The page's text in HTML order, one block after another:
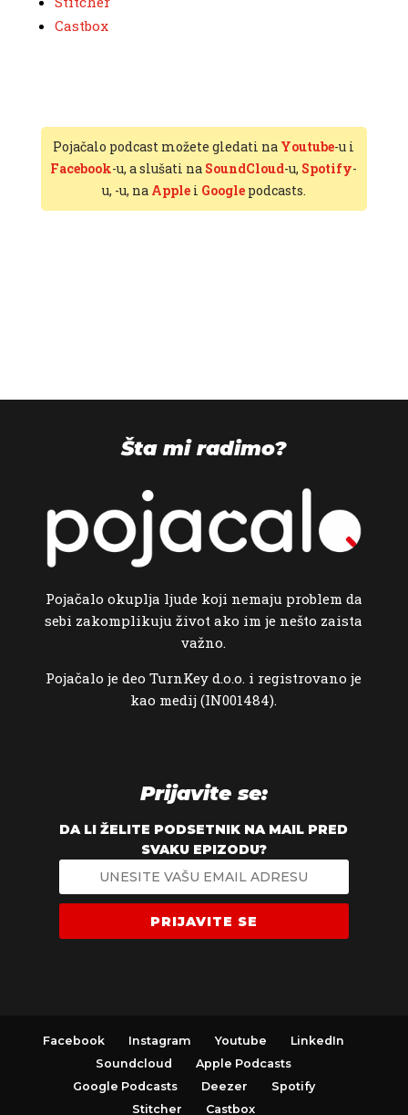
Castbox
Pojačalo podcast možete gledati na Youtube-u i
Facebook-u, a slušati na SoundCloud-u, Spotify-
u, -u, na Applei Googlepodcasts.
Šta mi radimo?
Pojačalo okuplja ljude koji nemaju problem da
sebi zakomplikuju život ako im je nešto zaista
važno.
Pojačalo je deo TurnKey d.o.o. i registrovano je
kao medij (IN001484).
Prijavite se:
DA LI ŽELITE PODSETNIK NA MAIL PRED
SVAKU EPIZODU?
PRIJAVITE SE
Facebook Instagram Youtube
LinkedIn
Soundcloud
Apple Podcasts
Google Podcasts
Deezer
Spotify
Stitcher
Castbox